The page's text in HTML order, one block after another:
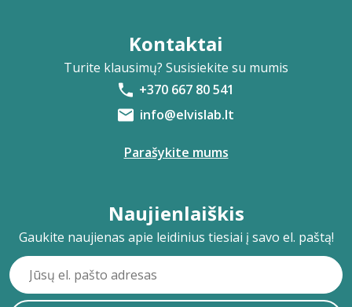
Kontaktai
Turite klausimų? Susisiekite su mumis
+370 667 80 541
info@elvislab.lt
Parašykite mums
Naujienlaiškis
Gaukite naujienas apie leidinius tiesiai į savo el. paštą!